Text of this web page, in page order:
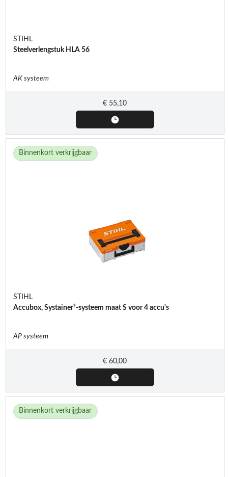
STIHL
Steelverlengstuk HLA 56
AK systeem
€ 55,10
Binnenkort verkrijgbaar
STIHL
Accubox, Systainer³-systeem maat S voor 4 accu's
AP systeem
€ 60,00
Binnenkort verkrijgbaar